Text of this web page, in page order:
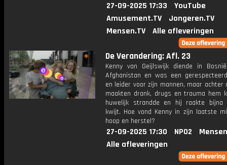
27-09-2025 17:33
YouTube
Amusement.TV
Jongeren.TV
Mensen.TV
Alle afleveringen
De Verandering: Afl. 23
Kenny van Geijlswijk diende in
Afghanistan en was een
en leider voor zijn mannen, maar achter
maakten drank, drugs en trauma hem
huwelijk strandde en hij raakte bijna
kwijt. Hoe vond Kenny in zijn laatste
hoop en herstel?
27-09-2025 17:30 NPO2
Alle afleveringen